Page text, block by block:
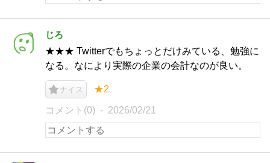
じろ
★★★ Twitterでもちょっとだけみている、勉強に
なる。なにより実際の企業の会計なのが良い。
ナイス ★2
コメント(0) 2026/02/21